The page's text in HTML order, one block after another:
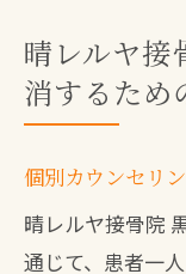
晴レルヤ接
消するため
個別カウンセリ
晴レルヤ接骨院
通じて、患者一